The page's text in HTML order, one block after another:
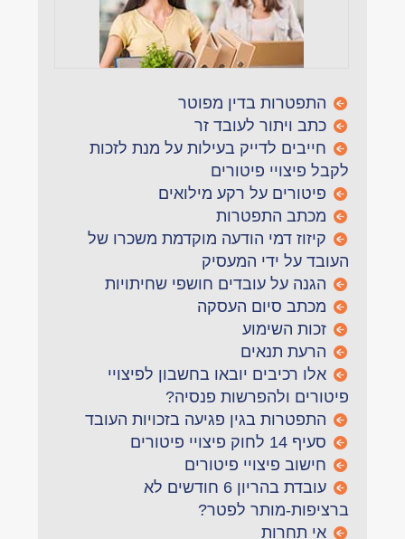
התפטרות בדין מפוטר
כתב ויתור לעובד זר
חייבים לדייק בעילות על מנת לזכות
לקבל פיצויי פיטורים
פיטורים על רקע מילואים
מכתב התפטרות
קיזוז דמי הודעה מוקדמת משכרו של
העובד על ידי המעסיק
הגנה על עובדים חושפי שחיתויות
מכתב סיום העסקה
זכות השימוע
הרעת תנאים
אלו רכיבים יובאו בחשבון לפיצויי
פיטורים ולהפרשות פנסיה?
התפטרות בגין פגיעה בזכויות העובד
סעיף 14 לחוק פיצויי פיטורים
חישוב פיצויי פיטורים
עובדת בהריון 6 חודשים לא
ברציפות-מותר לפטר?
אי תחרות